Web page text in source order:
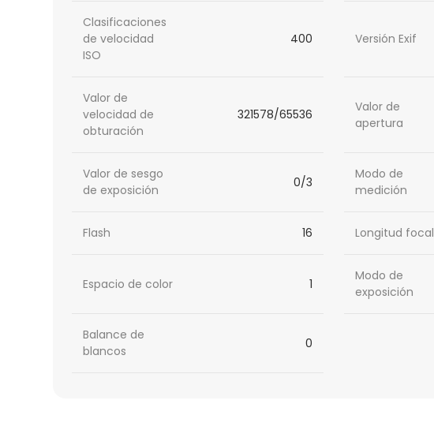
Clasificaciones
de velocidad
ISO
400 Versión Exif
Valor de
velocidad de
obturación
321578/65536
Valor de
apertura
Valor de sesgo
de exposición
0/3
Modo de
medición
Flash 16 Longitud focal
Espacio de color 1
Modo de
exposición
Balance de
blancos
0